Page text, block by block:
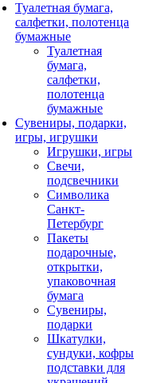
Туалетная бумага,
салфетки, полотенца
бумажные
Туалетная
бумага,
салфетки,
полотенца
бумажные
Сувениры, подарки,
игры, игрушки
Игрушки, игры
Свечи,
подсвечники
Символика
Санкт-
Петербург
Пакеты
подарочные,
открытки,
упаковочная
бумага
Сувениры,
подарки
Шкатулки,
сундуки, кофры
подставки для